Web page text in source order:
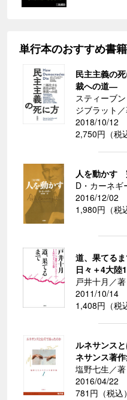
単行本のおすすめ書籍
民主主義の
裁への道―
スティーブ
ジブラット
2018/10/12
2,750円（税
人を動かす
D・カーネギ
2016/12/02
1,980円（税
道、果てる
日々＋4大
戸井十月／著
2011/10/14
1,408円（税
ルネサンス
ネサンス著
塩野七生／著
2016/04/22
781円（税込）